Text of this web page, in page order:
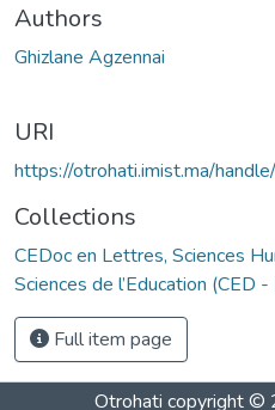
Authors
Ghizlane Agzennai
URI
https://otrohati.imist.ma/
Collections
CEDoc en Lettres, Sciences
Sciences de l’Education (CED
Full item page
Otrohati copyright